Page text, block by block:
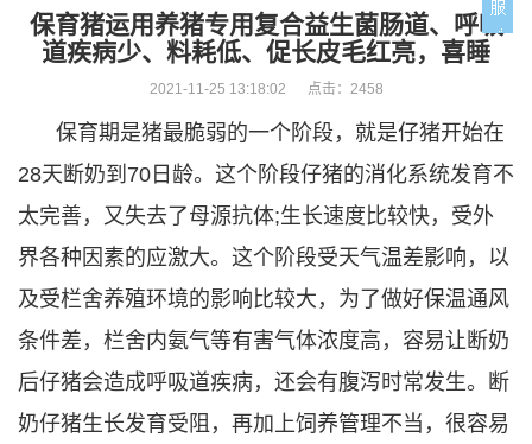
g
a
t
n
保育猪运用养猪专用复合益生菌肠道、呼吸
道疾病少、料耗低、促长皮毛红亮，喜睡
2021-11-25 13:18:02 点击： 2458
保育期是猪最脆弱的一个阶段，就是仔猪开始在
28天断奶到70日龄。这个阶段仔猪的消化系统发育不
太完善，又失去了母源抗体;生长速度比较快，受外
界各种因素的应激大。这个阶段受天气温差影响，以
及受栏舍养殖环境的影响比较大，为了做好保温通风
条件差，栏舍内氨气等有害气体浓度高，容易让断奶
后仔猪会造成呼吸道疾病，还会有腹泻时常发生。断
奶仔猪生长发育受阻，再加上饲养管理不当，很容易